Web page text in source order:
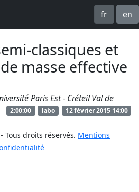
fr en
classiques et
masse effective
Paris Est - Créteil Val de
12 février 2015 14:00
labo
2:00:00
Tous droits réservés. Mentions